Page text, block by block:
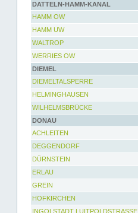
DATTELN-HAMM-KANAL
HAMM OW
HAMM UW
WALTROP
WERRIES OW
DIEMEL
DIEMELTALSPERRE
HELMINGHAUSEN
WILHELMSBRÜCKE
DONAU
ACHLEITEN
DEGGENDORF
DÜRNSTEIN
ERLAU
GREIN
HOFKIRCHEN
INGOLSTADT LUITPOLDSTRASSE